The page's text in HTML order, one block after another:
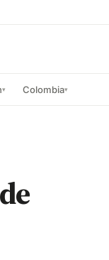
▾ Colombia▾